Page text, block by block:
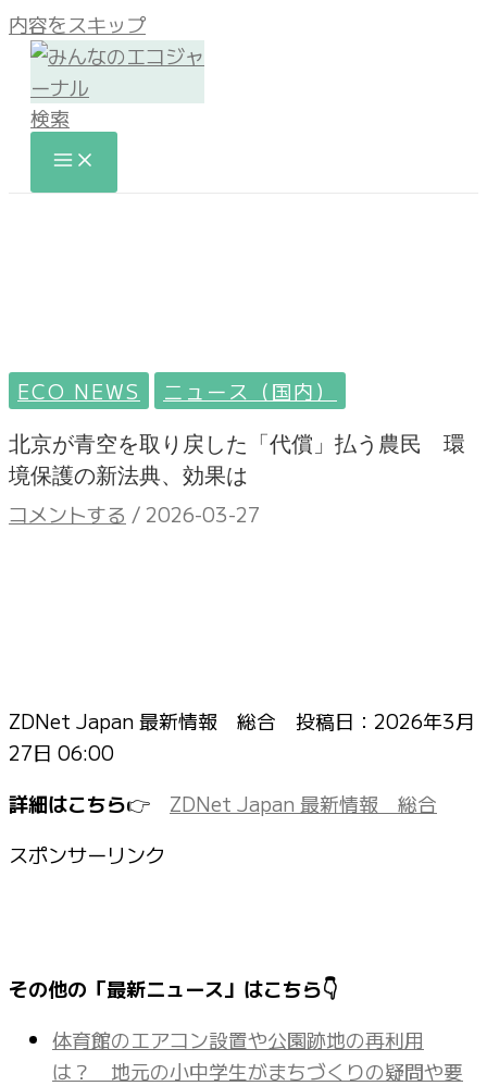
内容をスキップ
検索
ECO NEWS ニュース（国内）
北京が青空を取り戻した「代償」払う農民 環
境保護の新法典、効果は
コメントする / 2026-03-27
ZDNet Japan 最新情報 総合 投稿日： 2026年3月
27日 06:00
詳細はこちら👉 ZDNet Japan 最新情報 総合
スポンサーリンク
その他の「最新ニュース」はこちら👇
体育館のエアコン設置や公園跡地の再利用
は？ 地元の小中学生がまちづくりの疑問や要